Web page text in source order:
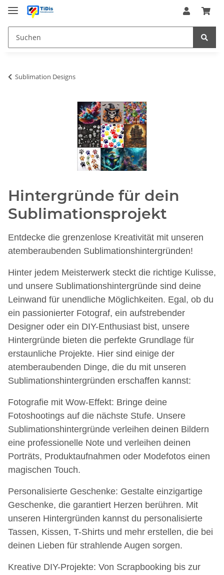
Sublimation Designs
Hintergründe für dein
Sublimationsprojekt
Entdecke die grenzenlose Kreativität mit unseren
atemberaubenden Sublimationshintergründen!
Hinter jedem Meisterwerk steckt die richtige Kulisse,
und unsere Sublimationshintergründe sind deine
Leinwand für unendliche Möglichkeiten. Egal, ob du
ein passionierter Fotograf, ein aufstrebender
Designer oder ein DIY-Enthusiast bist, unsere
Hintergründe bieten die perfekte Grundlage für
erstaunliche Projekte. Hier sind einige der
atemberaubenden Dinge, die du mit unseren
Sublimationshintergründen erschaffen kannst:
Fotografie mit Wow-Effekt: Bringe deine
Fotoshootings auf die nächste Stufe. Unsere
Sublimationshintergründe verleihen deinen Bildern
eine professionelle Note und verleihen deinen
Porträts, Produktaufnahmen oder Modefotos einen
magischen Touch.
Personalisierte Geschenke: Gestalte einzigartige
Geschenke, die garantiert Herzen berühren. Mit
unseren Hintergründen kannst du personalisierte
Tassen, Kissen, T-Shirts und mehr erstellen, die bei
deinen Lieben für strahlende Augen sorgen.
Kreative DIY-Projekte: Von Scrapbooking bis zur